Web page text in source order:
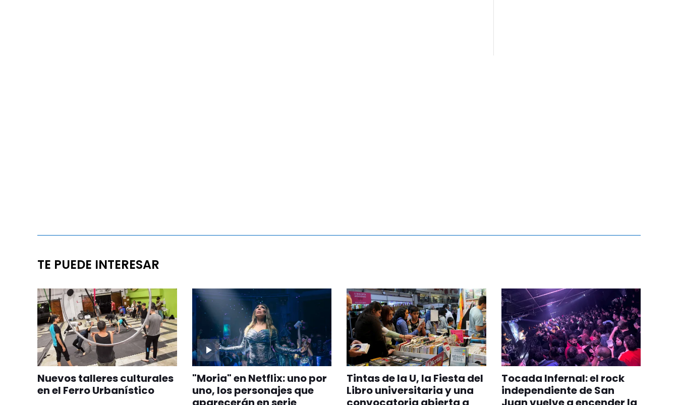
TE PUEDE INTERESAR
Nuevos talleres culturales
en el Ferro Urbanístico
"Moria" en Netflix: uno por
uno, los personajes que
Tintas de la U, la Fiesta del
Libro universitaria y una
Tocada Infernal: el rock
independiente de San